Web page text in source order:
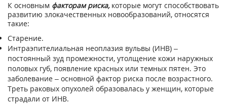
К основным факторам риска,которые могут способствовать
развитию злокачественных новообразований, относятся
такие:
Старение.
Интраэпителиальная неоплазия вульвы (ИНВ) –
постоянный зуд промежности, утолщение кожи наружных
половых губ, появление красных или темных пятен. Это
заболевание – основной фактор риска после возрастного.
Треть раковых опухолей образовалась у женщин, которые
страдали от ИНВ.